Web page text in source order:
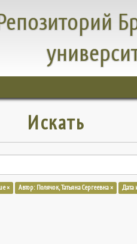
Искать
× Автор: Полячок, Татьяна Сергеевна × Дата